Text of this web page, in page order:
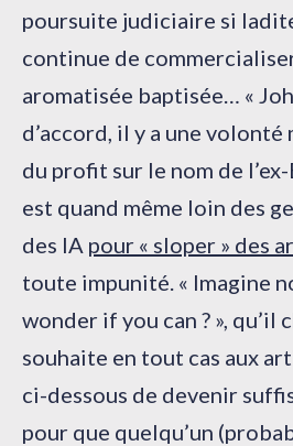
poursuite judiciaire si
continue de
aromatisée baptisée… «
d’accord, il y a une
du profit sur le nom de
est quand même loin des
des IA pour « sloper » des
toute impunité. « Imagine
wonder if you can ? », qu’il
souhaite en tout cas aux
ci-dessous de devenir
pour que quelqu’un